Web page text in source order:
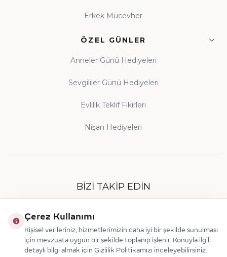
Erkek Mücevher
ÖZEL GÜNLER
Anneler Günü Hediyeleri
Sevgililer Günü Hediyeleri
Evlilik Teklif Fikirleri
Nişan Hediyeleri
BIZI TAKIP EDIN
Çerez Kullanımı
Kişisel verileriniz, hizmetlerimizin daha iyi bir şekilde sunulması
için mevzuata uygun bir şekilde toplanıp işlenir. Konuyla ilgili
detaylı bilgi almak için Gizlilik Politikamızı inceleyebilirsiniz.